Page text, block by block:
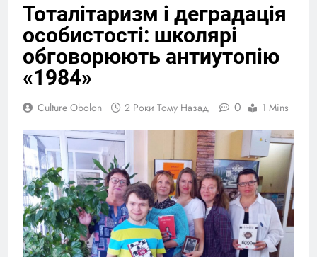
Тоталітаризм і деградація
особистості: школярі
обговорюють антиутопію
«1984»
Culture Obolon 2 Роки Тому Назад 0 1 Mins